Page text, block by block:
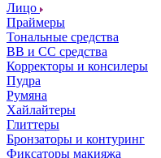
Лицо
Праймеры
Тональные средства
ВВ и СС средства
Корректоры и консилеры
Пудра
Румяна
Хайлайтеры
Глиттеры
Бронзаторы и контуринг
Фиксаторы макияжа